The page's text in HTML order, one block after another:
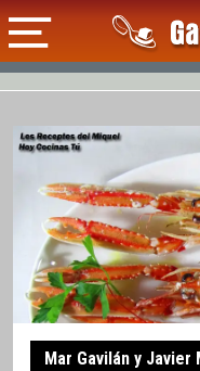
Mar Gavilán y Javier